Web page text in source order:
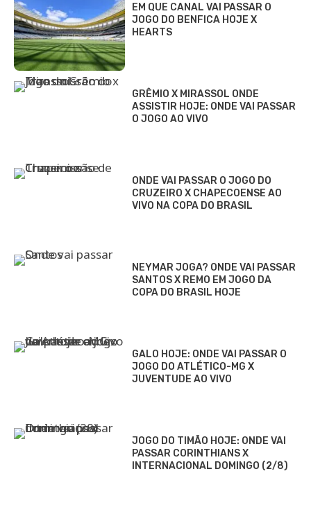
EM QUE CANAL VAI PASSAR O
JOGO DO BENFICA HOJE X
HEARTS
GRÊMIO X MIRASSOL ONDE
ASSISTIR HOJE: ONDE VAI PASSAR
O JOGO AO VIVO
ONDE VAI PASSAR O JOGO DO
CRUZEIRO X CHAPECOENSE AO
VIVO NA COPA DO BRASIL
NEYMAR JOGA? ONDE VAI PASSAR
SANTOS X REMO EM JOGO DA
COPA DO BRASIL HOJE
GALO HOJE: ONDE VAI PASSAR O
JOGO DO ATLÉTICO-MG X
JUVENTUDE AO VIVO
JOGO DO TIMÃO HOJE: ONDE VAI
PASSAR CORINTHIANS X
INTERNACIONAL DOMINGO (2/8)